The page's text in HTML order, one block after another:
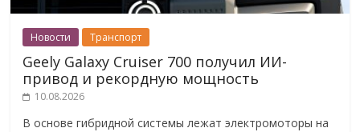
Новости Транспорт
Geely Galaxy Cruiser 700 получил ИИ-
привод и рекордную мощность
10.08.2026
В основе гибридной системы лежат электромоторы на